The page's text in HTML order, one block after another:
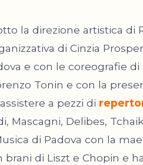
la direzione artistica di
di Cinzia
e con le coreografie di
Tonin e con la
a pezzi di
Mascagni, Delibes,
di Padova con la
di Liszt e Chopin e ha